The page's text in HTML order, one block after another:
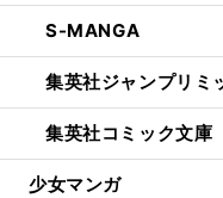
S-MANGA
集英社ジャンプリミ
集英社コミック文庫
少女マンガ